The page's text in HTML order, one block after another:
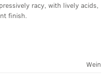
racy, with lively acids,
finish.
Wein